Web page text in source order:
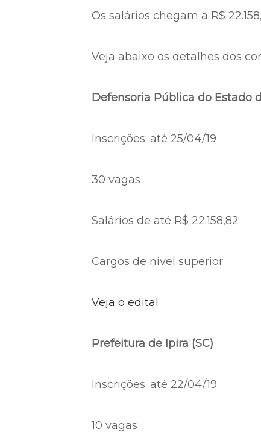
Os salários chegam a R$
Veja abaixo os detalhes dos
Defensoria Pública do Estado
Inscrições: até 25/04/19
30 vagas
Salários de até R$ 22.158,82
Cargos de nível superior
Veja o edital
Prefeitura de Ipira (SC)
Inscrições: até 22/04/19
10 vagas